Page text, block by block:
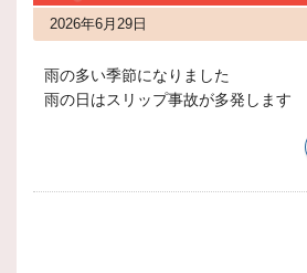
2026年6月29日
雨の多い季節になりました
雨の日はスリップ事故が多発します